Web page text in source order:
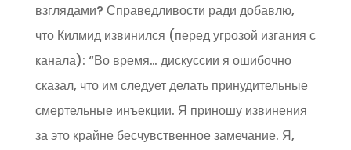
взглядами? Справедливости ради добавлю,
что Килмид извинился (перед угрозой изгания с
канала): “Во время… дискуссии я ошибочно
сказал, что им следует делать принудительные
смертельные инъекции. Я приношу извинения
за это крайне бесчувственное замечание. Я,